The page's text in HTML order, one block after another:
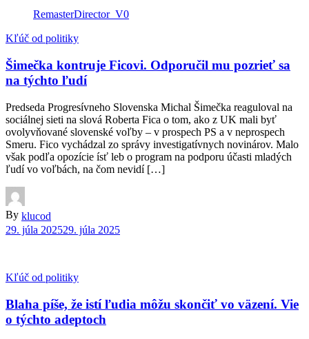
RemasterDirector_V0
Kľúč od politiky
Šimečka kontruje Ficovi. Odporučil mu pozrieť sa
na týchto ľudí
Predseda Progresívneho Slovenska Michal Šimečka reaguloval na
sociálnej sieti na slová Roberta Fica o tom, ako z UK mali byť
ovolyvňované slovenské voľby – v prospech PS a v neprospech
Smeru. Fico vychádzal zo správy investigatívnych novinárov. Malo
však podľa opozície ísť leb o program na podporu účasti mladých
ľudí vo voľbách, na čom nevidí […]
By klucod
29. júla 202529. júla 2025
Kľúč od politiky
Blaha píše, že istí ľudia môžu skončiť vo väzení. Vie
o týchto adeptoch